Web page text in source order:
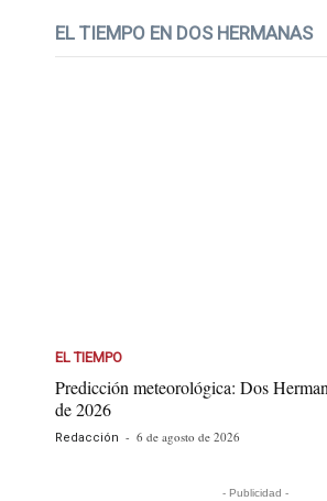
EL TIEMPO EN DOS HERMANAS
EL TIEMPO
Predicción meteorológica: Dos
de 2026
Redacción - 6 de agosto de 2026
- Publicidad -